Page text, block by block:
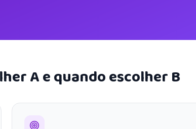
A e quando escolher B